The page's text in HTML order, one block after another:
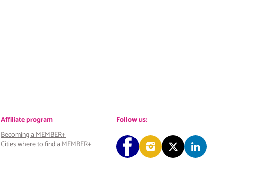
Affiliate program
Becoming a MEMBER+
Cities where to find a MEMBER+
Follow us: